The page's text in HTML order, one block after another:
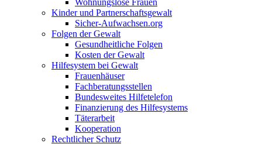
Wohnungslose Frauen
Kinder und Partnerschaftsgewalt
Sicher-Aufwachsen.org
Folgen der Gewalt
Gesundheitliche Folgen
Kosten der Gewalt
Hilfesystem bei Gewalt
Frauenhäuser
Fachberatungsstellen
Bundesweites Hilfetelefon
Finanzierung des Hilfesystems
Täterarbeit
Kooperation
Rechtlicher Schutz